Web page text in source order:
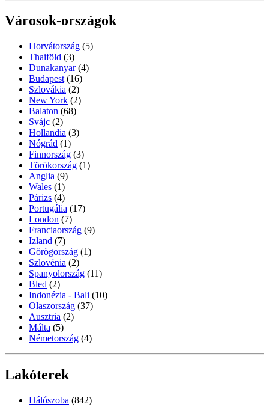
Városok-országok
Horvátország (5)
Thaiföld (3)
Dunakanyar (4)
Budapest (16)
Szlovákia (2)
New York (2)
Balaton (68)
Svájc (2)
Hollandia (3)
Nógrád (1)
Finnország (3)
Törökország (1)
Anglia (9)
Wales (1)
Párizs (4)
Portugália (17)
London (7)
Franciaország (9)
Izland (7)
Görögország (1)
Szlovénia (2)
Spanyolország (11)
Bled (2)
Indonézia - Bali (10)
Olaszország (37)
Ausztria (2)
Málta (5)
Németország (4)
Lakóterek
Hálószoba (842)